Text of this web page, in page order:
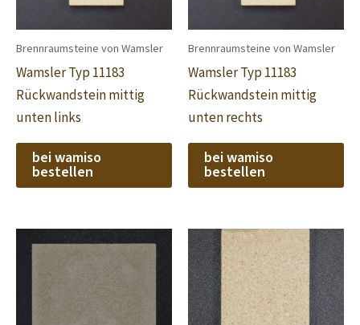
Brennraumsteine von Wamsler
Wamsler Typ 11183
Rückwandstein mittig
unten links
bei wamiso
bestellen
Brennraumsteine von Wamsler
Wamsler Typ 11183
Rückwandstein mittig
unten rechts
bei wamiso
bestellen